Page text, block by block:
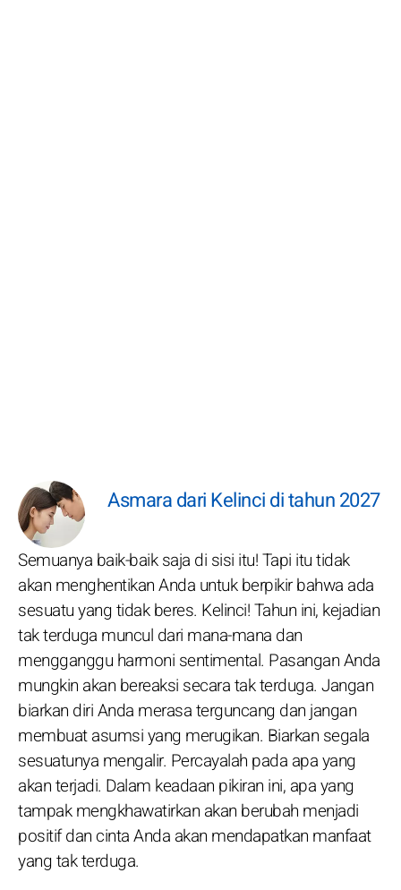
Asmara dari Kelinci di tahun 2027
Semuanya baik-baik saja di sisi itu! Tapi itu tidak
akan menghentikan Anda untuk berpikir bahwa ada
sesuatu yang tidak beres. Kelinci! Tahun ini, kejadian
tak terduga muncul dari mana-mana dan
mengganggu harmoni sentimental. Pasangan Anda
mungkin akan bereaksi secara tak terduga. Jangan
biarkan diri Anda merasa terguncang dan jangan
membuat asumsi yang merugikan. Biarkan segala
sesuatunya mengalir. Percayalah pada apa yang
akan terjadi. Dalam keadaan pikiran ini, apa yang
tampak mengkhawatirkan akan berubah menjadi
positif dan cinta Anda akan mendapatkan manfaat
yang tak terduga.